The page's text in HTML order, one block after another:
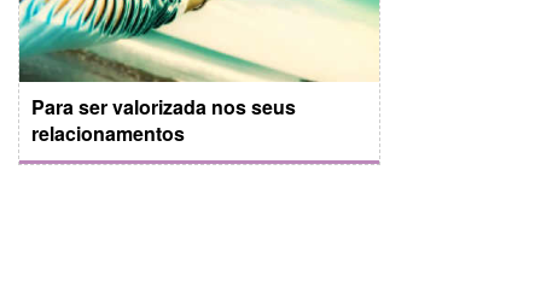
Para ser valorizada nos seus
relacionamentos